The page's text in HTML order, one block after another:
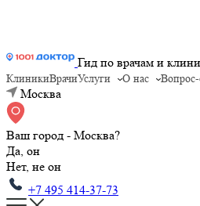
Гид по врачам и
КлиникиВрачиУслуги О нас Вопрос-
Москва
Ваш город - Москва?
Да, он
Нет, не он
+7 495 414-37-73